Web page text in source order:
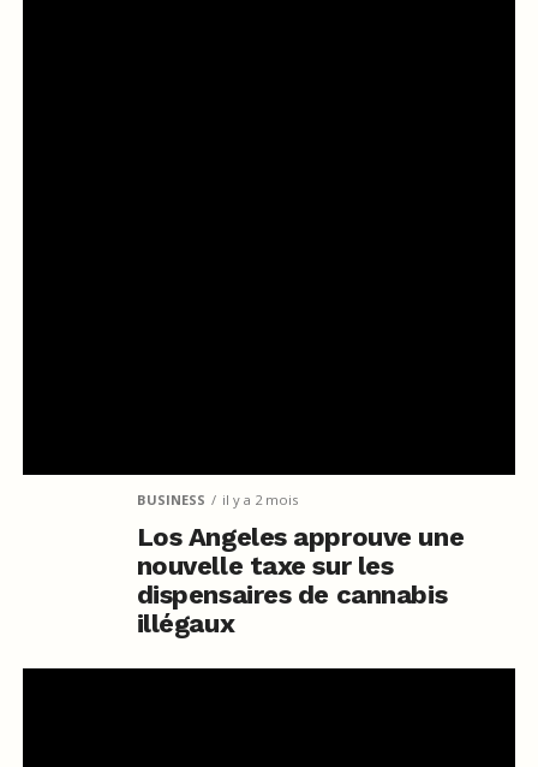
BUSINESS il y a 2 mois
Los Angeles approuve une
nouvelle taxe sur les
dispensaires de cannabis
illégaux